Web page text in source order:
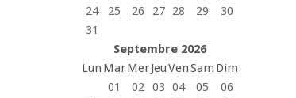
24
25 26 27 28 29
30
31
Septembre 2026
Lun MarMerJeuVenSam Dim
01
02 03 04 05
06